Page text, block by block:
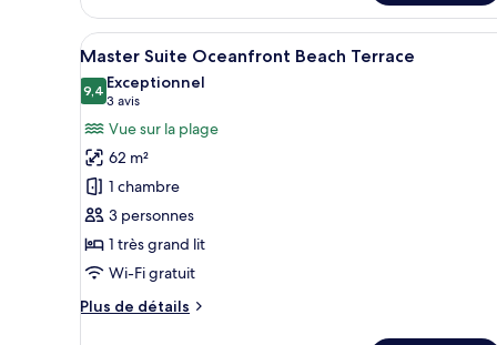
Master
Suite
Ocean
view
Afficher
toutes
les
photos
pour
ce
type
de
chambre :
Master
Suite
Une chambre avec un lit, une
9
Master Suite Oceanfront Beach Terrace
9,49,4 sur 10
Exceptionnel
3 avis
(3 avis)
Vue sur la plage
62 m²
1 chambre
3 personnes
1 très grand lit
Wi-Fi gratuit
Plus de détails
Plus